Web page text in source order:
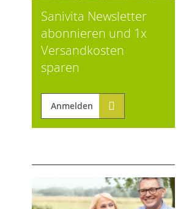
Sanivita Newsletter
abonnieren und 1x
Versandkosten
sparen
Anmelden